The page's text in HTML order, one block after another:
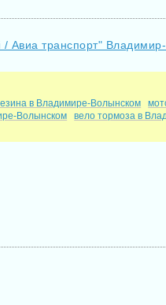
Авиа транспорт"
в Владимире-Волынском
Волынском
вело тормоза в